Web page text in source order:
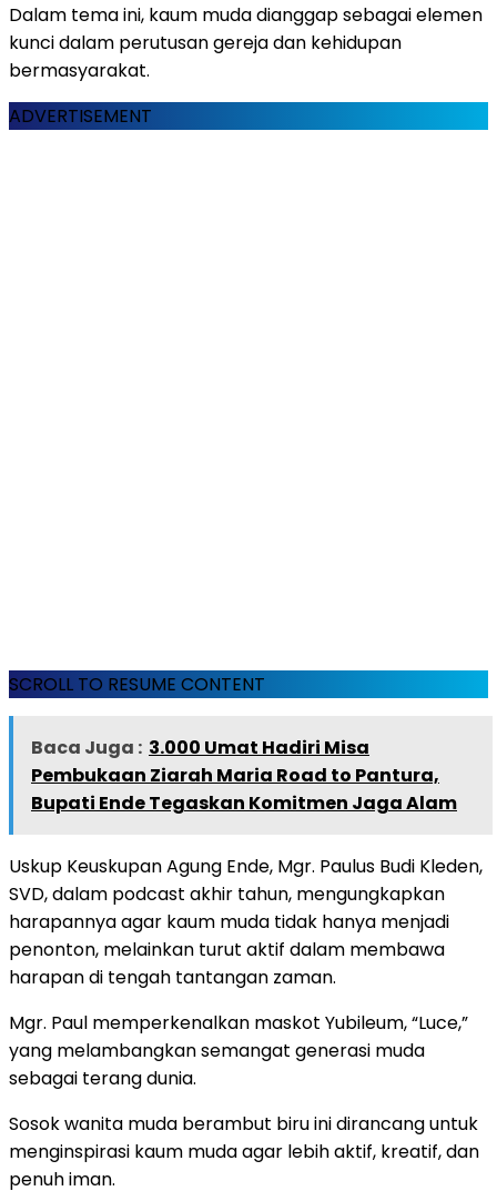
Dalam tema ini, kaum muda dianggap sebagai elemen
kunci dalam perutusan gereja dan kehidupan
bermasyarakat.
ADVERTISEMENT
SCROLL TO RESUME CONTENT
Baca Juga : 3.000 Umat Hadiri Misa
Pembukaan Ziarah Maria Road to Pantura,
Bupati Ende Tegaskan Komitmen Jaga Alam
Uskup Keuskupan Agung Ende, Mgr. Paulus Budi Kleden,
SVD, dalam podcast akhir tahun, mengungkapkan
harapannya agar kaum muda tidak hanya menjadi
penonton, melainkan turut aktif dalam membawa
harapan di tengah tantangan zaman.
Mgr. Paul memperkenalkan maskot Yubileum, “Luce,”
yang melambangkan semangat generasi muda
sebagai terang dunia.
Sosok wanita muda berambut biru ini dirancang untuk
menginspirasi kaum muda agar lebih aktif, kreatif, dan
penuh iman.